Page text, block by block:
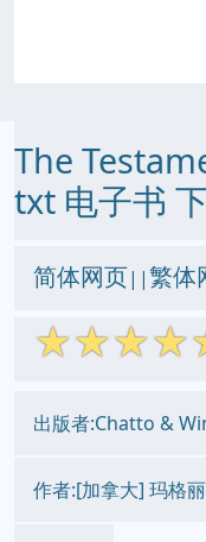
The
txt 电子书
简体网页||繁体
☆☆☆☆
出版者:Chatto &
作者:[加拿大] 玛格